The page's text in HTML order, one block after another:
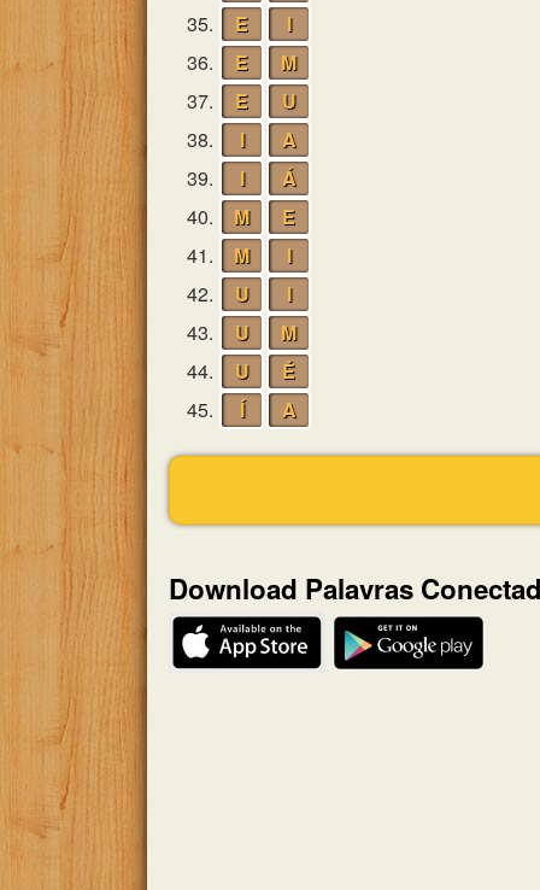
35.
E
I
36.
E
M
37.
E
U
38.
I
A
39.
I
Á
40.
M
E
41.
M
I
42.
U
I
43.
U
M
44.
U
É
45.
Í A
Download Palavras